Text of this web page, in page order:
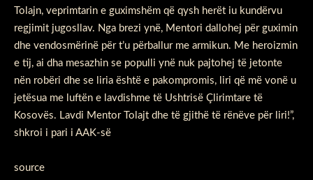
Tolajn, veprimtarin e guximshëm që qysh herët iu kundërvu
regjimit jugosllav. Nga brezi ynë, Mentori dallohej për guximin
dhe vendosmërinë për t’u përballur me armikun. Me heroizmin
e tij, ai dha mesazhin se populli ynë nuk pajtohej të jetonte
nën robëri dhe se liria është e pakompromis, liri që më vonë u
jetësua me luftën e lavdishme të Ushtrisë Çlirimtare të
Kosovës. Lavdi Mentor Tolajt dhe të gjithë të rënëve për liri!”,
shkroi i pari i AAK-së
source